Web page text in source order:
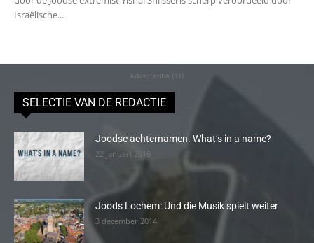
Israëlische...
Advertentie (11)
SELECTIE VAN DE REDACTIE
Joodse achternamen. What’s in a name?
22 januari 2016
Joods Lochem: Und die Musik spielt weiter
3 december 2014